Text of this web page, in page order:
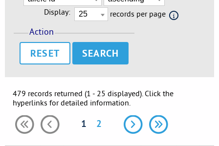
Display: records per page
Action
RESET
479 records returned (1 - 25 displayed). Click the
hyperlinks for detailed information.
1 2